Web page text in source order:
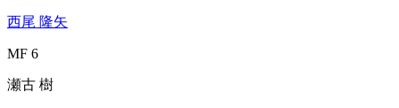
西尾 隆矢
MF 6
瀬古 樹